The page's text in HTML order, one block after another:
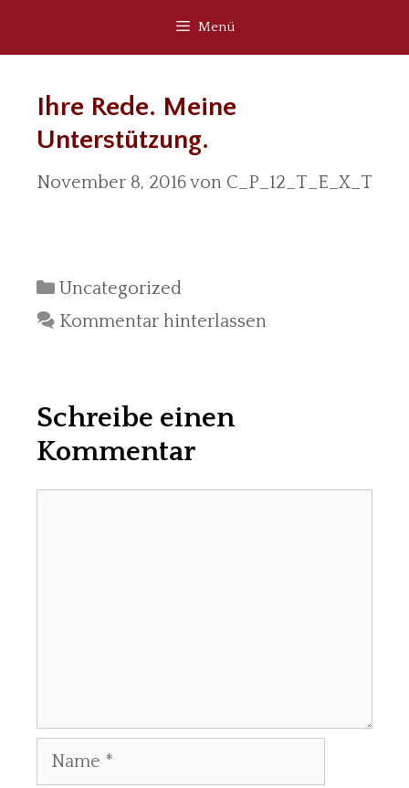
Menü
Ihre Rede. Meine
Unterstützung.
November 8, 2016von C_P_12_T_E_X_T
Kategorien
Uncategorized
Kommentar hinterlassen
Schreibe einen
Kommentar
Name